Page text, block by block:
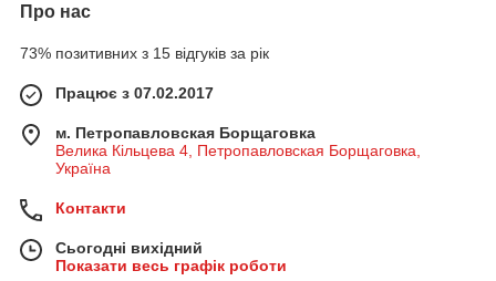
Про нас
73% позитивних з 15 відгуків за рік
Працює з 07.02.2017
м. Петропавловская Борщаговка
Велика Кільцева 4, Петропавловская Борщаговка,
Україна
Контакти
Сьогодні вихідний
Показати весь графік роботи